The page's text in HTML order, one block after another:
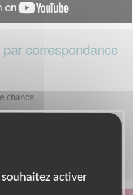
correspondance
chance
activer